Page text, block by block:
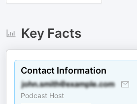
Key Facts
Contact Information
Podcast Host